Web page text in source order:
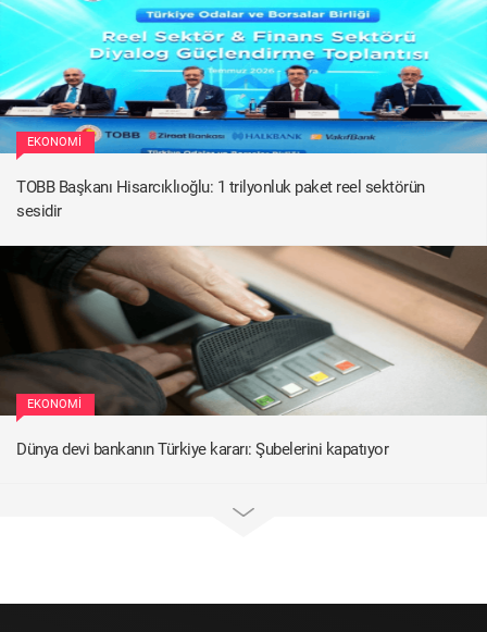
EKONOMI
TOBB Başkanı Hisarcıklıoğlu: 1 trilyonluk paket reel sektörün
sesidir
EKONOMI
Dünya devi bankanın Türkiye kararı: Şubelerini kapatıyor